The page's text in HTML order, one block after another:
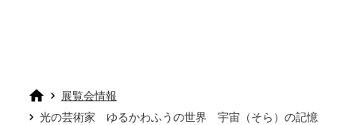
展覧会情報
光の芸術家 ゆるかわふうの世界 宇宙（そら）の記憶